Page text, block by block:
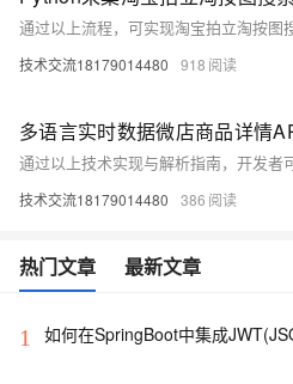
技术交流18179014480 918
技术交流18179014480 386
热门文章 最新文章
1 如何在SpringBoot中集成